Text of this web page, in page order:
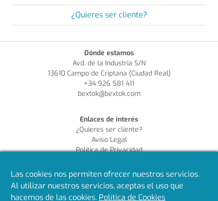
¿Quieres ser cliente?
Dónde estamos
Avd. de la Industria S/N
13610 Campo de Criptana (Ciudad Real)
+34 926 581 411
bextok@bextok.com
Enlaces de interés
¿Quieres ser cliente?
Aviso Legal
Política de Privacidad
Política de Calidad
Síguenos en redes
Las cookies nos permiten ofrecer nuestros servicios.
Al utilizar nuestros servicios, aceptas el uso que
hacemos de las cookies. Política de Cookies